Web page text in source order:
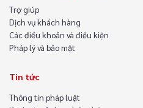
Trợ giúp
Dịch vụ khách hàng
Các điều khoản và điều kiện
Pháp lý và bảo mật
Tin tức
Thông tin pháp luật